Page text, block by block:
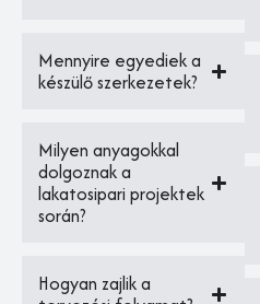
Mennyire egyediek a
készülő szerkezetek?
Milyen anyagokkal
dolgoznak a
lakatosipari projektek
során?
Hogyan zajlik a